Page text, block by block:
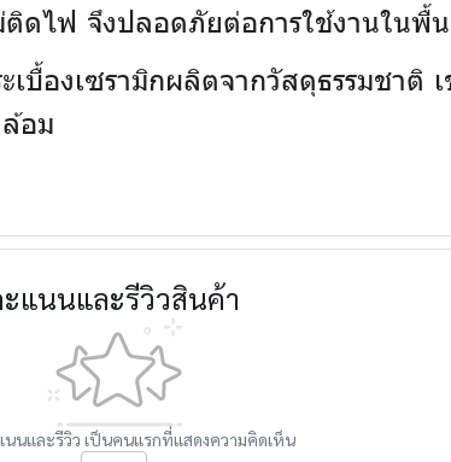
ติดไฟ จึงปลอดภัยต่อการใช้งานในพื้
เบื้องเซรามิกผลิตจากวัสดุธรรมชาติ
อม
แนนและรีวิวสินค้า
นนและรีวิว เป็นคนแรกที่แสดงความคิดเห็น